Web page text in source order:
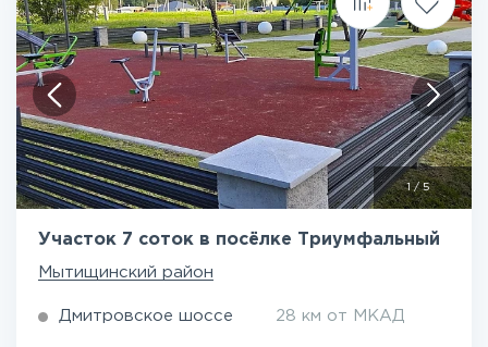
1 /5
Участок 7 соток в посёлке Триумфальный
Мытищинский район
Дмитровское шоссе 28 км от МКАД